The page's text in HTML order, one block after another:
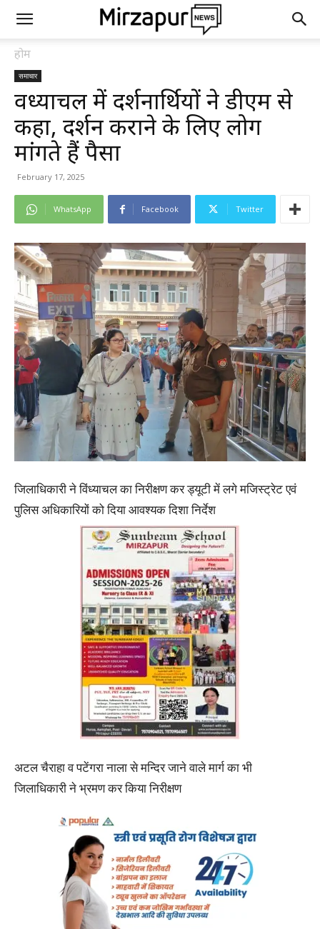
होम
समाचार
विंध्याचल में दर्शनार्थियों ने डीएम से
कहा, दर्शन कराने के लिए लोग
मांगते हैं पैसा
February 17, 2025
WhatsApp Facebook Twitter
जिलाधिकारी ने विंध्याचल का निरीक्षण कर ड्यूटी में लगे मजिस्ट्रेट एवं
पुलिस अधिकारियों को दिया आवश्यक दिशा निर्देश
अटल चैराहा व पटेंगरा नाला से मन्दिर जाने वाले मार्ग का भी
जिलाधिकारी ने भ्रमण कर किया निरीक्षण